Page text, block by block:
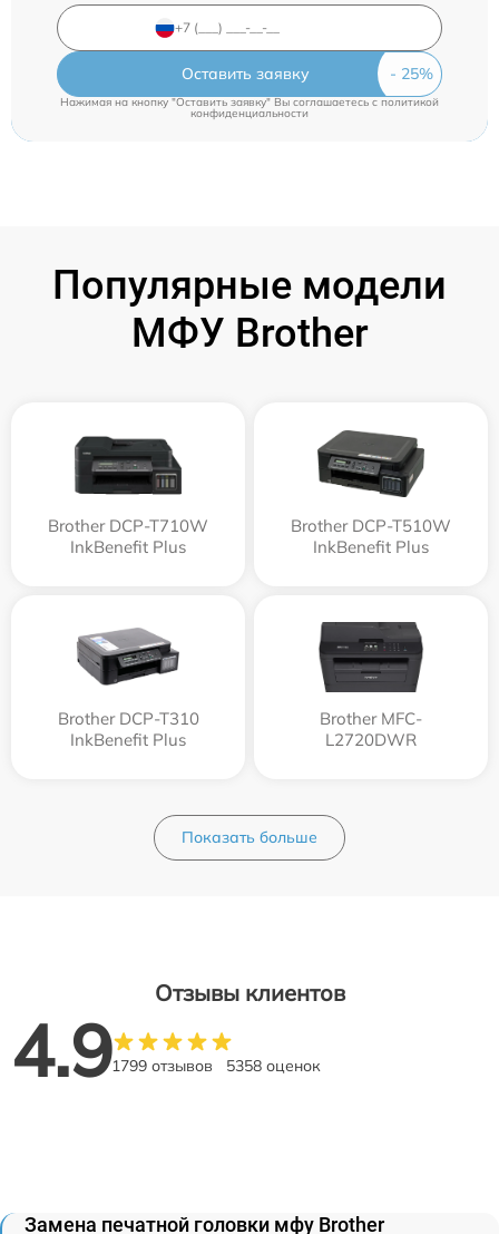
Оставить заявку
Нажимая на кнопку "Оставить заявку" Вы соглашаетесь cполитикой
конфиденциальности
Популярные модели
МФУ Brother
Brother DCP-T710W
InkBenefit Plus
Brother DCP-T510W
InkBenefit Plus
Brother DCP-T310
InkBenefit Plus
Brother MFC-
L2720DWR
Показать больше
Отзывы клиентов
4.91799 отзывов 5358 оценок
Замена печатной головки мфу Brother